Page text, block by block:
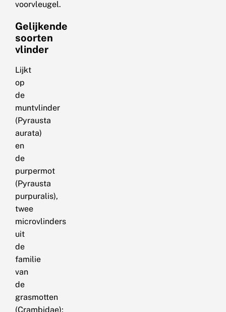
voorvleugel.
Gelijkende
soorten
vlinder
Lijkt
op
de
muntvlinder
(Pyrausta
aurata)
en
de
purpermot
(Pyrausta
purpuralis),
twee
microvlinders
uit
de
familie
van
de
grasmotten
(Crambidae);